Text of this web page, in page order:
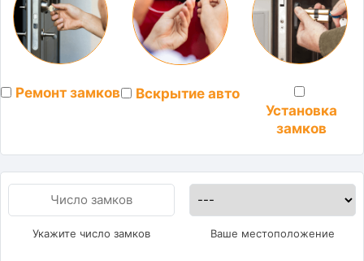
Ремонт замков
Вскрытие авто
Установка
замков
Укажите число замков Ваше местоположение